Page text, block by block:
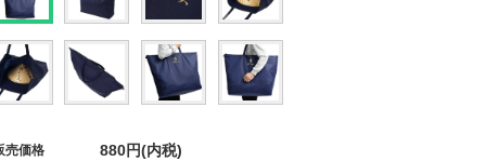
売価格 880円(内税)